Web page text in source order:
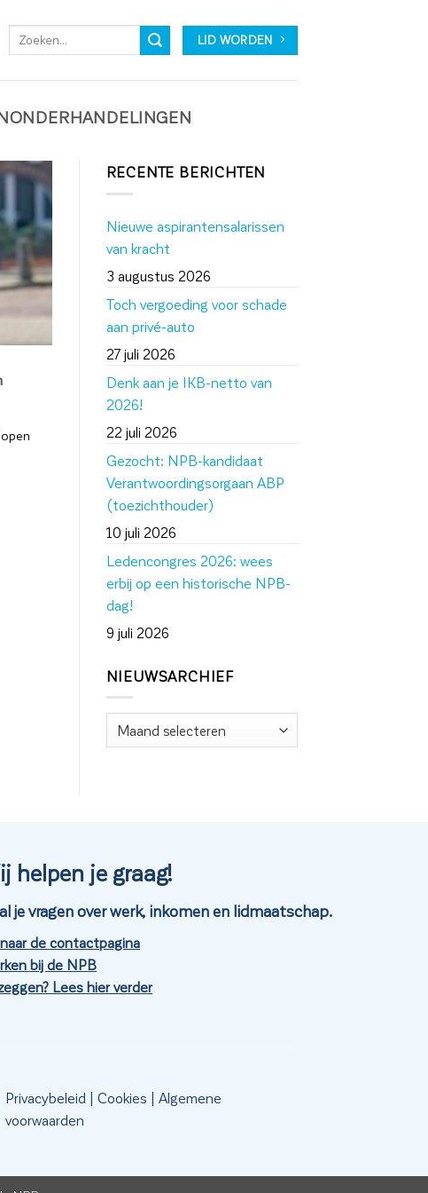
LID WORDEN
RECENTE BERICHTEN
Nieuwe aspirantensalarissen
van kracht
3 augustus 2026
Toch vergoeding voor schade
aan privé-auto
27 juli 2026
Denk aan je IKB-netto van
2026!
22 juli 2026
Gezocht: NPB-kandidaat
Verantwoordingsorgaan ABP
(toezichthouder)
10 juli 2026
Ledencongres 2026: wees
erbij op een historische NPB-
dag!
9 juli 2026
NIEUWSARCHIEF
Nieuwsarchief
helpen je graag!
je vragen over werk, inkomen en lidmaatschap.
de contactpagina
bij de NPB
Lees hier verder
Privacybeleid Cookies
Algemene
voorwaarden